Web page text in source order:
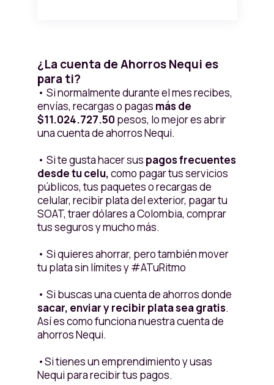
¿La cuenta de Ahorros Nequi es
para ti?
• Si normalmente durante el mes recibes,
envías, recargas o pagas más de
$11.024.727.50 pesos, lo mejor es abrir
una cuenta de ahorros Nequi.
• Si te gusta hacer sus pagos frecuentes
desde tu celu,como pagar tus servicios
públicos, tus paquetes o recargas de
celular, recibir plata del exterior, pagar tu
SOAT, traer dólares a Colombia, comprar
tus seguros y mucho más.
• Si quieres ahorrar, pero también mover
tu plata sin límites y #ATuRitmo
• Si buscas una cuenta de ahorros donde
sacar, enviar y recibir plata sea gratis.
Así es como funciona nuestra cuenta de
ahorros Nequi.
•Si tienes un emprendimiento y usas
Nequi para recibir tus pagos.